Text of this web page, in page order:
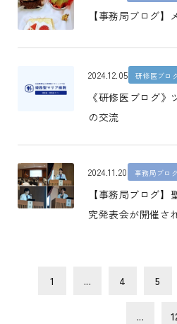
【事務局ブログ
2024.12.05 研修医ブロ
《研修医ブログ
の交流
2024.11.20 事務局ブロ
【事務局ブログ
究発表会が開催さ
1 ... 4 5
...